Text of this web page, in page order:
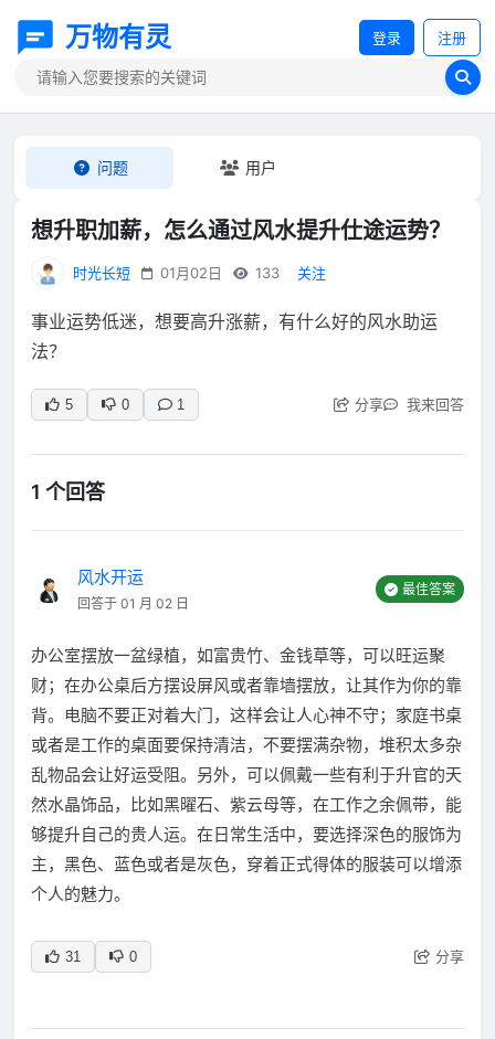
万物有灵 登录 注册
问题 用户
想升职加薪，怎么通过风水提升仕途运势？
时光长短 01月02日 133 关注
事业运势低迷，想要高升涨薪，有什么好的风水助运
法？
5 0 1 分享 我来回答
1 个回答
风水开运
回答于 01 月 02 日
最佳答案
办公室摆放一盆绿植，如富贵竹、金钱草等，可以旺运聚
财；在办公桌后方摆设屏风或者靠墙摆放，让其作为你的靠
背。电脑不要正对着大门，这样会让人心神不守；家庭书桌
或者是工作的桌面要保持清洁，不要摆满杂物，堆积太多杂
乱物品会让好运受阻。另外，可以佩戴一些有利于升官的天
然水晶饰品，比如黑曜石、紫云母等，在工作之余佩带，能
够提升自己的贵人运。在日常生活中，要选择深色的服饰为
主，黑色、蓝色或者是灰色，穿着正式得体的服装可以增添
个人的魅力。
31 0 分享